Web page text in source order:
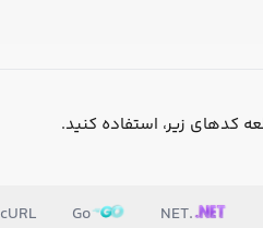
NET.
Go
cURL